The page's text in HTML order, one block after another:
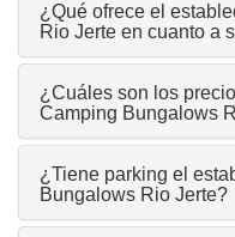
¿Qué ofrece el
Rio Jerte en cuanto a
¿Cuáles son los
Camping Bungalows
¿Tiene parking el
Bungalows Rio Jerte?